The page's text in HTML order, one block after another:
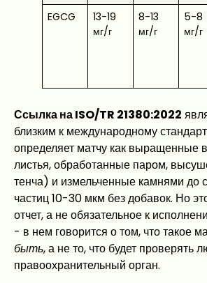
EGCG
13-19
мг/г
8-13
мг/г
5-8
мг/г
Ссылка на ISO/TR 21380:2022
близким к международному
определяет матчу как выращенные
листья, обработанные паром,
тенча) и измельченные камнями до
частиц 10-30 мкм без добавок. Но
отчет, а не обязательное к
- в нем говорится о том, что такое
быть, а не то, что будет проверять
правоохранительный орган.